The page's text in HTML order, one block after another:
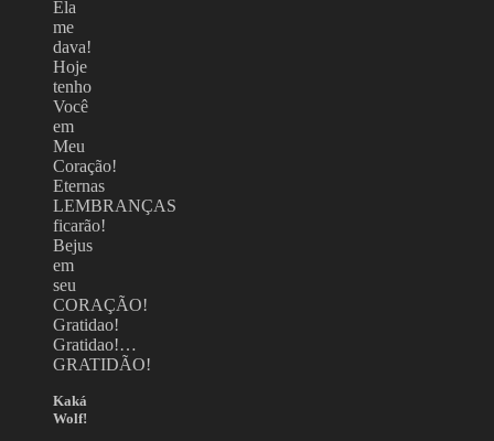
Ela
me
dava!
Hoje
tenho
Você
em
Meu
Coração!
Eternas
LEMBRANÇAS
ficarão!
Bejus
em
seu
CORAÇÃO!
Gratidao!
Gratidao!…
GRATIDÃO!
Kaká
Wolf!